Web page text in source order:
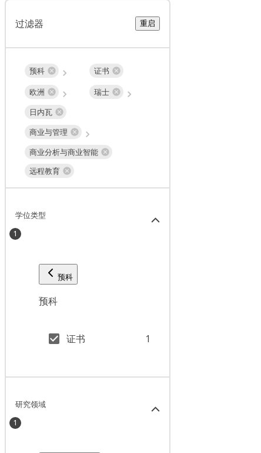
过滤器 重启
预科
证书
欧洲
瑞士
日内瓦
商业与管理
商业分析与商业智能
远程教育
学位类型
1
预科
预科
证书 1
研究领域
1